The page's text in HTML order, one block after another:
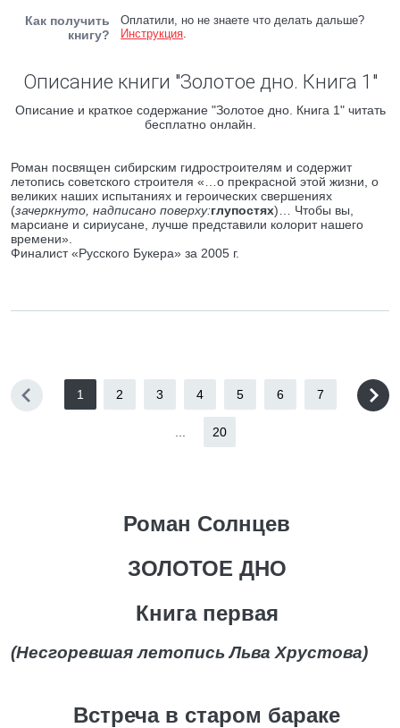
Как получить
книгу?
Оплатили, но не знаете что делать дальше?
Инструкция.
Описание книги "Золотое дно. Книга 1"
Описание и краткое содержание "Золотое дно. Книга 1" читать
бесплатно онлайн.
Роман посвящен сибирским гидростроителям и содержит
летопись советского строителя «…о прекрасной этой жизни, о
великих наших испытаниях и героических свершениях
(зачеркнуто, надписано поверху:глупостях)… Чтобы вы,
марсиане и сириусане, лучше представили колорит нашего
времени».
Финалист «Русского Букера» за 2005 г.
1 2 3 4 5 6 7
20
Роман Солнцев
ЗОЛОТОЕ ДНО
Книга первая
(Несгоревшая летопись Льва Хрустова)
Встреча в старом бараке